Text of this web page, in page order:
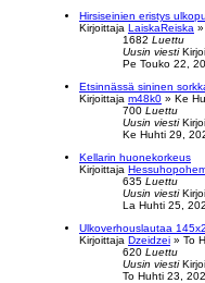
Hirsiseinien eristys
Kirjoittaja LaiskaReiska »
1682 Luettu
Uusin viesti
Pe Touko 22,
Etsinnässä sininen
Kirjoittaja m48k0 » Ke
700 Luettu
Uusin viesti
Ke Huhti 29,
Kellarin huonekorkeus
Kirjoittaja
635 Luettu
Uusin viesti
La Huhti 25,
Ulkoverhouslautaa
Kirjoittaja Dzeidzei » To
620 Luettu
Uusin viesti
To Huhti 23,